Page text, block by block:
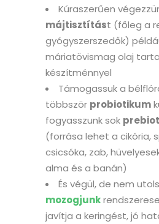
Kúraszerűen
májtisztítást (főleg a
gyógyszerszedők)
máriatövismag olaj
készítménnyel
Támogassuk a
többször probiotikum
fogyasszunk sok
(forrása lehet a cikória,
csicsóka, zab,
alma és a banán)
És végül, de nem
mozogjunk
javítja a keringést, jó